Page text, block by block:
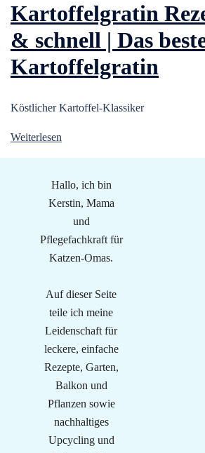
Kartoffelgratin
& schnell | Das
Kartoffelgratin
Köstlicher Kartoffel-Klassiker
Weiterlesen
Hallo, ich bin
Kerstin, Mama
und
Pflegefachkraft für
Katzen-Omas.
Auf dieser Seite
teile ich meine
Leidenschaft für
leckere, einfache
Rezepte, Garten,
Balkon und
Pflanzen sowie
nachhaltiges
Upcycling und